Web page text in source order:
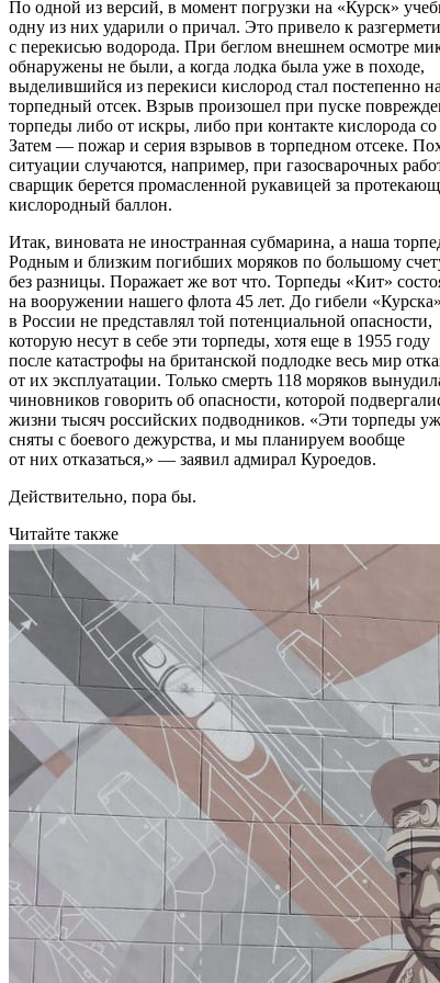
По одной из версий, в момент погрузки на «Курск»
одну из них ударили о причал. Это привело к
с перекисью водорода. При беглом внешнем осмотре
обнаружены не были, а когда лодка была уже в походе,
выделившийся из перекиси кислород стал постепенно
торпедный отсек. Взрыв произошел при пуске
торпеды либо от искры, либо при контакте кислорода со
Затем — пожар и серия взрывов в торпедном отсеке.
ситуации случаются, например, при газосварочных
сварщик берется промасленной рукавицей за
кислородный баллон.
Итак, виновата не иностранная субмарина, а наша
Родным и близким погибших моряков по большому
без разницы. Поражает же вот что. Торпеды «Кит»
на вооружении нашего флота 45 лет. До гибели
в России не представлял той потенциальной опасности,
которую несут в себе эти торпеды, хотя еще в 1955 году
после катастрофы на британской подлодке весь мир
от их эксплуатации. Только смерть 118 моряков
чиновников говорить об опасности, которой
жизни тысяч российских подводников. «Эти торпеды
сняты с боевого дежурства, и мы планируем вообще
от них отказаться,» — заявил адмирал Куроедов.
Действительно, пора бы.
Читайте также